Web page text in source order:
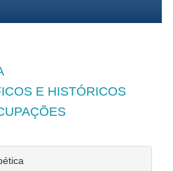
E HISTÓRICOS